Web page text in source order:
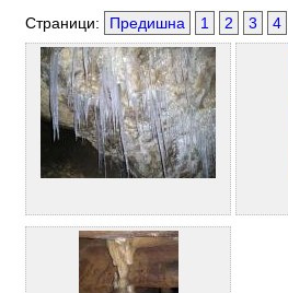
Страници:
Предишна 1 2 3 4